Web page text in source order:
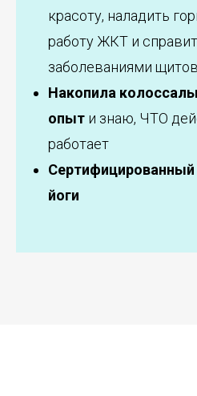
красоту, наладить
работу ЖКТ и
заболеваниями
Накопила
опыт и знаю, ЧТО
работает
Сертифицированный
йоги